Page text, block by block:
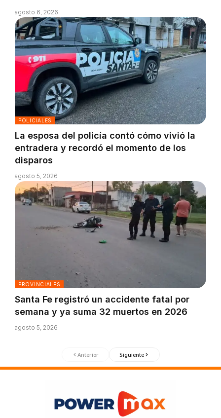
agosto 6, 2026
POLICIALES
La esposa del policía contó cómo vivió la
entradera y recordó el momento de los
disparos
agosto 5, 2026
PROVINCIALES
Santa Fe registró un accidente fatal por
semana y ya suma 32 muertos en 2026
agosto 5, 2026
Anterior Siguiente